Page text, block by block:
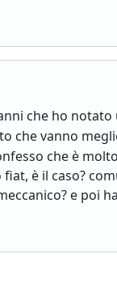
che ho
che vanno
che è
è il caso?
e poi